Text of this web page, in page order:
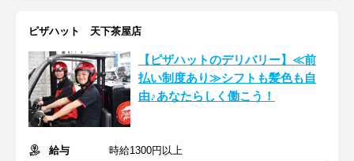
ピザハット 天下茶屋店
【ピザハットのデリバリー】≪前
払い制度あり≫シフトも髪色も自
由♪あなたらしく働こう！
給与
時給1300円以上